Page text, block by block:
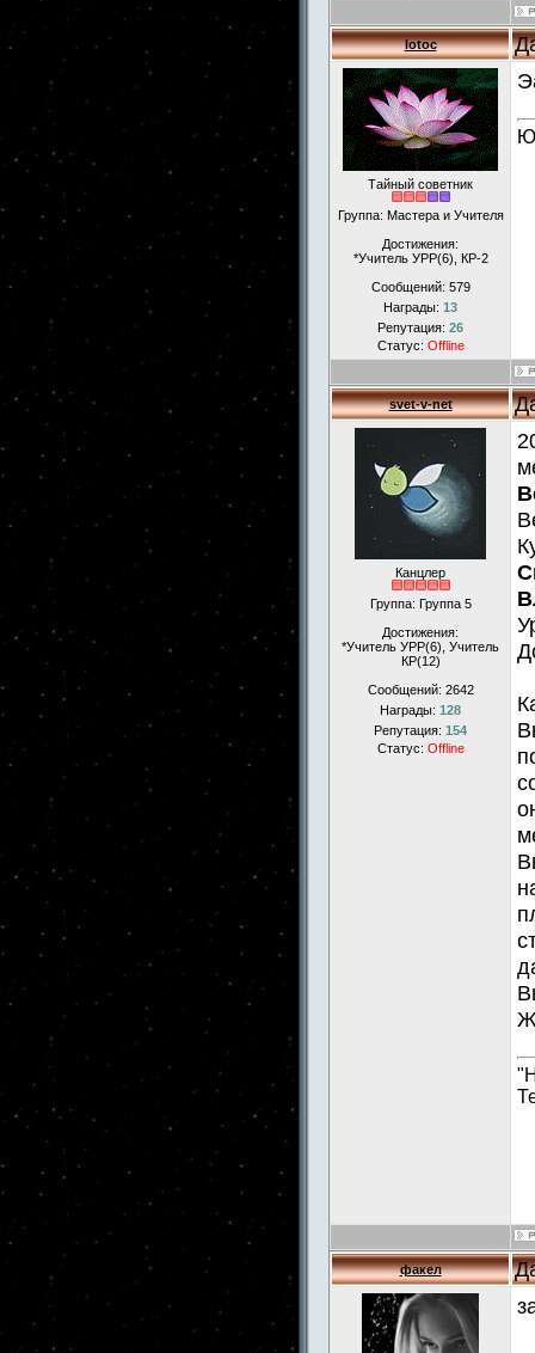
lotoc
Тайный советник
Группа: Мастера и Учителя
Достижения:
*Учитель УРР(6), КР-2
Сообщений: 579
Награды: 13
Репутация: 26
Статус: Offline
svet-v-net
Канцлер
Группа: Группа 5
Достижения:
*Учитель УРР(6), Учитель
КР(12)
Сообщений: 2642
Награды: 128
Репутация: 154
Статус: Offline
факел